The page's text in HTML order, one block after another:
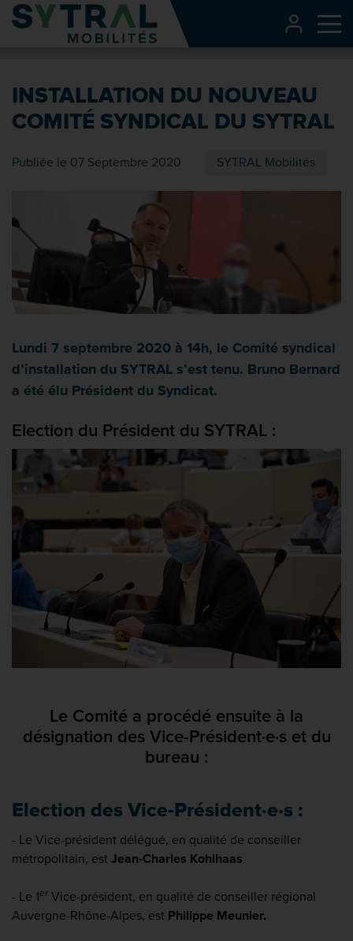
Contenu
Entête de page
Recherche
Pied de page
INSTALLATION DU NOUVEAU
COMITÉ SYNDICAL DU SYTRAL
Publiée le 07 Septembre 2020 SYTRAL Mobilités
Lundi 7 septembre 2020 à 14h, le Comité syndical
d’installation du SYTRAL s’est tenu. Bruno Bernard
a été élu Président du Syndicat.
Election du Président du SYTRAL :
Le Comité a procédé ensuite à la
désignation des Vice-Président·e·s et du
bureau :
Election des Vice-Président·e·s :
- Le Vice-président délégué, en qualité de conseiller
métropolitain, est Jean-Charles Kohlhaas
- Le 1er Vice-président, en qualité de conseiller régional
Auvergne-Rhône-Alpes, est Philippe Meunier.